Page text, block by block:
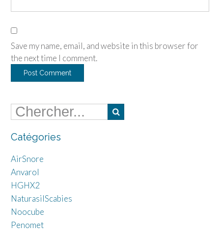
Save my name, email, and website in this browser for
the next time I comment.
Catégories
AirSnore
Anvarol
HGHX2
NaturasilScabies
Noocube
Penomet